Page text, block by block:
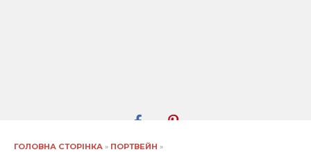
ГОЛОВНА СТОРІНКА » ПОРТВЕЙН »